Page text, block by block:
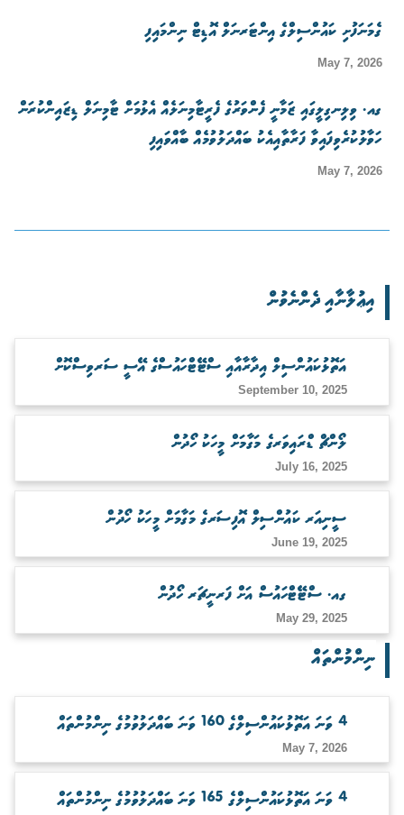
ގެމަނަފުށި ކައުންސިލްގެ އިންޓަރނަލް އޮޑިޓް ނިންމައިފި
May 7, 2026
ގއ. ވިލިނގިލީގައި ޒަމާނީ ފެންވަރުގެ ފެރީޓާމިނަލެއް އެޅުމަށް ޓާމިނަލް ޑިޒައިންކުރަން
ހަވާލުކުރެވިފައިވާ ފަރާތާއިއެކު ބައްދަލުވުމެއް ބާއްވައިފި
May 7, 2026
އިޢުލާނާއި ދެންނެވުން
އަތޮޅުކައުންސިލް އިދާރާއާއި ސްޓޭޓްހައުސްގެ އޭސީ ސަރވިސްކޮށް
ބަލަހައްޓާނެ ފަރާތެއް ހޯދުން
September 10, 2025
ލޯންޗް ޑްރައިވަރގެ މަގާމަށް މީހަކު ހޯދުން
July 16, 2025
ސީނިއަރ ކައުންސިލް އޮފިސަރގެ މަގާމަށް މީހަކު ހޯދުން
June 19, 2025
ގއ. ސްޓޭޓްހައުސް އަށް ފަރނީޗަރ ހޯދުން
May 29, 2025
ނިންމުންތައް
4 ވަނަ އަތޮޅުކައުންސިލްގެ 160 ވަނަ ބައްދަލުވުމުގެ ނިންމުންތައް
May 7, 2026
4 ވަނަ އަތޮޅުކައުންސިލްގެ 165 ވަނަ ބައްދަލުވުމުގެ ނިންމުންތައް